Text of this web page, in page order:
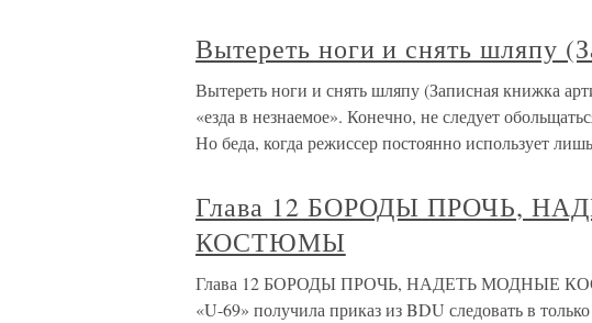
Вытереть ноги и снять шляпу
Вытереть ноги и снять шляпу (Записная книжка
«езда в незнаемое». Конечно, не следует
Но беда, когда режиссер постоянно использует
Глава 12 БОРОДЫ ПРОЧЬ,
КОСТЮМЫ
Глава 12 БОРОДЫ ПРОЧЬ, НАДЕТЬ МОДНЫЕ
«U-69» получила приказ из BDU следовать в